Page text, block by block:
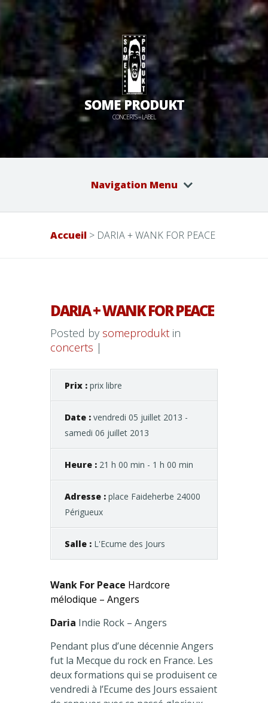
SOME PRODUKT
CONCERTS – LABEL
Navigation Menu
Accueil > DARIA + WANK FOR PEACE
DARIA + WANK FOR PEACE
Posted by someprodukt in
concerts |
Prix : prix libre
Date : vendredi 05 juillet 2013 -
samedi 06 juillet 2013
Heure : 21 h 00 min - 1 h 00 min
Adresse : place Faideherbe 24000
Périgueux
Salle : L'Ecume des Jours
Wank For Peace Hardcore
mélodique – Angers
Daria Indie Rock – Angers
Pendant plus d’une décennie Angers
fut la Mecque du rock en France. Les
deux formations qui se produisent ce
vendredi à l’Ecume des Jours essaient